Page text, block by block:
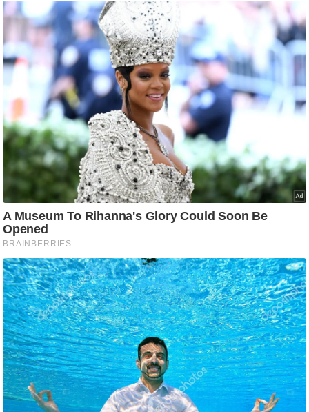
ए
आ
.
आ
ई
चा
प
र
स
मी
क्षा
ध
र्म
ज्यो
ति
ष
प्र